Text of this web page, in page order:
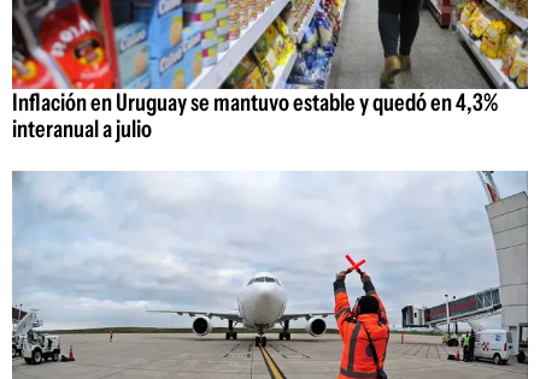
Inflación en Uruguay se mantuvo estable y quedó en 4,3%
interanual a julio